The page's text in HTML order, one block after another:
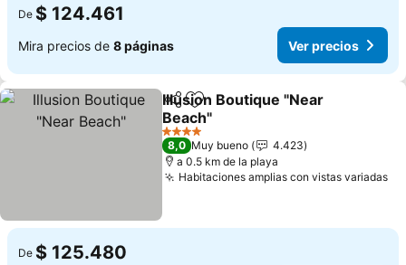
De $ 124.461
Mira precios de 8 páginas Ver precios
CompartirAgregar a favoritos
Illusion Boutique "Near
Beach"
Ver precios
4 Estrellas
8,0 Muy bueno
4.423
a 0.5 km de la playa
Habitaciones amplias con vistas variadas
De $ 125.480